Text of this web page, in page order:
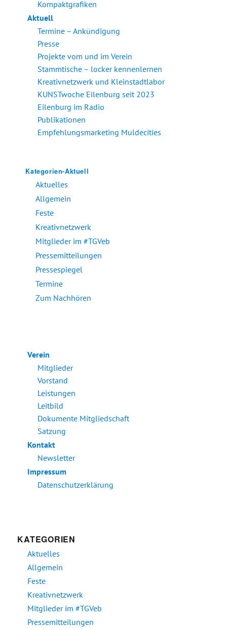
Kompaktgrafiken
Aktuell
Termine – Ankündigung
Presse
Projekte vom und im Verein
Stammtische – locker kennenlernen
Kreativnetzwerk und Kleinstadtlabor
KUNSTwoche Eilenburg seit 2023
Eilenburg im Radio
Publikationen
Empfehlungsmarketing Muldecities
Kategorien-Aktuell
Aktuelles
Allgemein
Feste
Kreativnetzwerk
Mitglieder im #TGVeb
Pressemitteilungen
Pressespiegel
Termine
Zum Nachhören
Verein
Mitglieder
Vorstand
Leistungen
Leitbild
Dokumente Mitgliedschaft
Satzung
Kontakt
Newsletter
Impressum
Datenschutzerklärung
KATEGORIEN
Aktuelles
Allgemein
Feste
Kreativnetzwerk
Mitglieder im #TGVeb
Pressemitteilungen